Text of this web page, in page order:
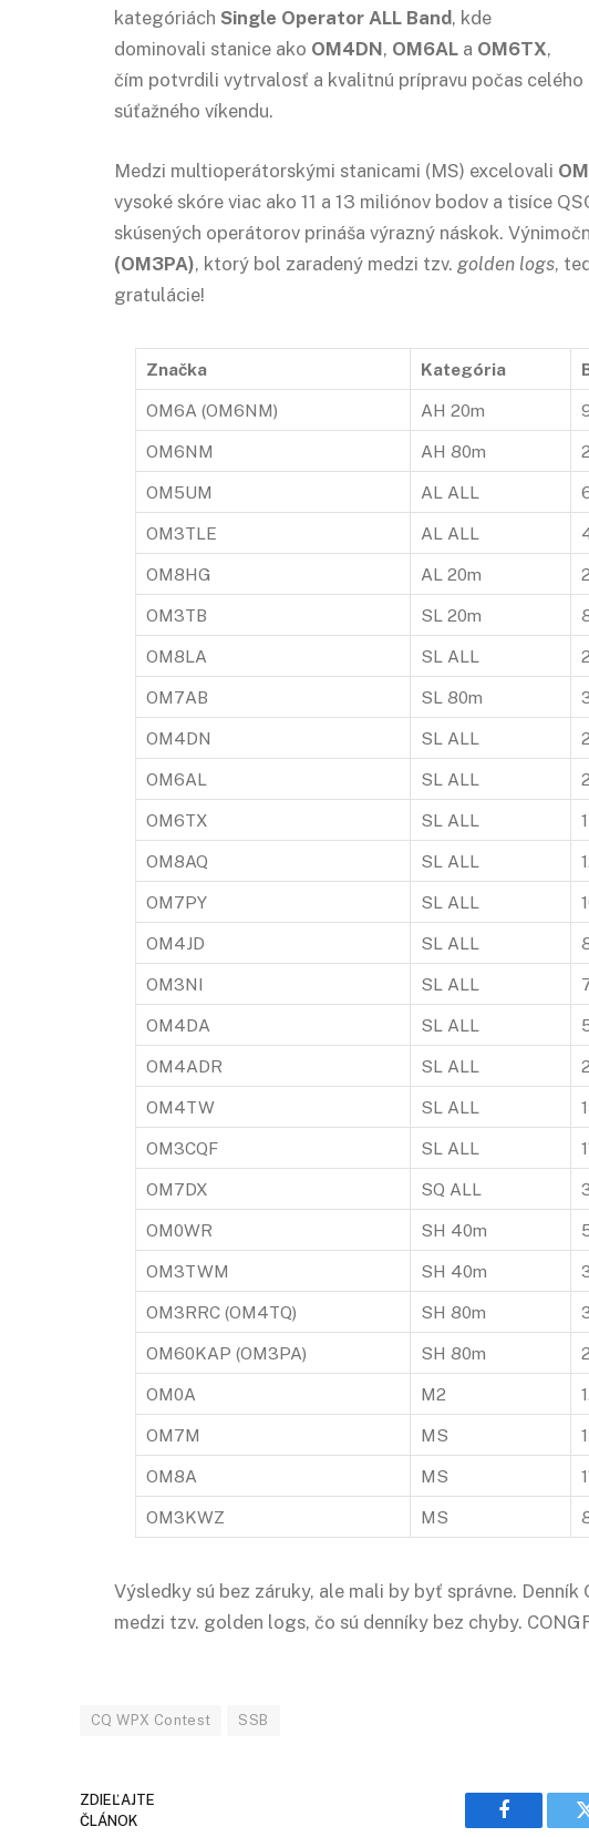
kategóriách Single Operator ALL Band, kde
dominovali stanice ako OM4DN, OM6AL a OM6TX,
čím potvrdili vytrvalosť a kvalitnú prípravu počas celého
súťažného víkendu.
Medzi multioperátorskými stanicami (MS) excelovali
vysoké skóre viac ako 11 a 13 miliónov bodov a tisíce
skúsených operátorov prináša výrazný náskok.
(OM3PA), ktorý bol zaradený medzi tzv. golden logs,
gratulácie!
Značka Kategória
OM6A (OM6NM) AH 20m
OM6NM AH 80m
OM5UM AL ALL
OM3TLE AL ALL
OM8HG AL 20m
OM3TB SL 20m
OM8LA SL ALL
OM7AB SL 80m
OM4DN SL ALL
OM6AL SL ALL
OM6TX SL ALL
OM8AQ SL ALL
OM7PY SL ALL
OM4JD SL ALL
OM3NI SL ALL
OM4DA SL ALL
OM4ADR SL ALL
OM4TW SL ALL
OM3CQF SL ALL
OM7DX SQ ALL
OM0WR SH 40m
OM3TWM SH 40m
OM3RRC (OM4TQ) SH 80m
OM60KAP (OM3PA) SH 80m
OM0A M2
OM7M MS
OM8A MS
OM3KWZ MS
Výsledky sú bez záruky, ale mali by byť správne.
medzi tzv. golden logs, čo sú denníky bez chyby.
CQ WPX Contest SSB
ZDIEĽAJTE
ČLÁNOK
Facebook